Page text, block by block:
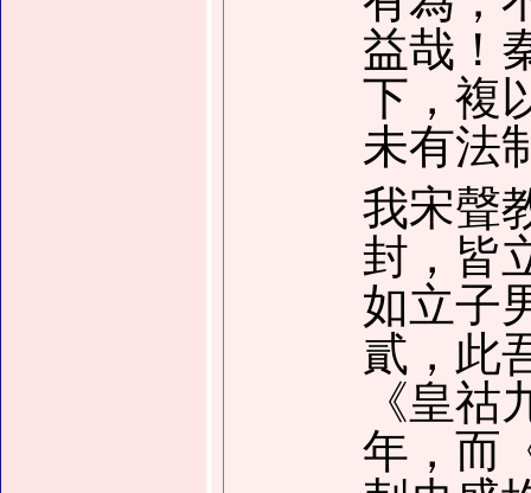
益哉！
下，複
未有法
我宋聲
封，皆
如立子
貳，此
《皇
年，而